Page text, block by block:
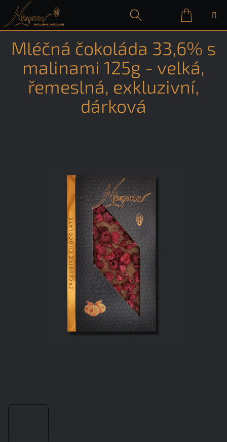
obsah
HledatPřihlášeníNákupní
košík
Mléčná čokoláda 33,6% s
malinami 125g - velká,
řemeslná, exkluzivní,
dárková